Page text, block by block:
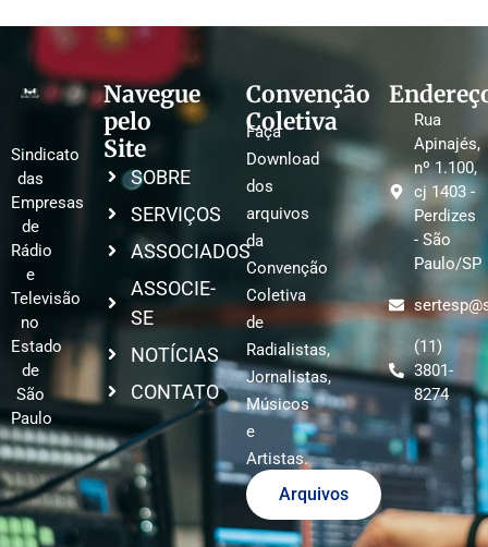
Sindicato
das
Empresas
de
Rádio
e
Televisão
no
Estado
de
São
Paulo
Navegue
pelo
Site
SOBRE
SERVIÇOS
ASSOCIADOS
ASSOCIE-
SE
NOTÍCIAS
CONTATO
Convenção
Coletiva
Faça
Download
dos
arquivos
da
Convenção
Coletiva
de
Radialistas,
Jornalistas,
Músicos
e
Artistas.
Arquivos
Rua
Apinajés,
nº 1.100,
cj 1403 -
Perdizes
- São
Paulo/SP
(11)
3801-
8274